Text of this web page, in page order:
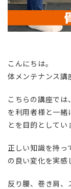
こんにちは。
体メンテナンス講
こちらの講座で
を利用者様と一緒
とを目的としてい
正しい知識を持っ
の良い変化を実感
反り腰、巻き肩、